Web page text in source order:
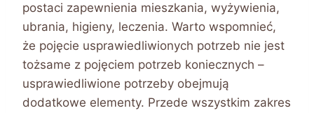
postaci zapewnienia mieszkania, wyżywienia,
ubrania, higieny, leczenia. Warto wspomnieć,
że pojęcie usprawiedliwionych potrzeb nie jest
tożsame z pojęciem potrzeb koniecznych –
usprawiedliwione potrzeby obejmują
dodatkowe elementy. Przede wszystkim zakres